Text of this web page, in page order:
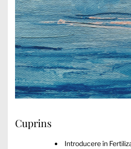
Cuprins
Introducere în